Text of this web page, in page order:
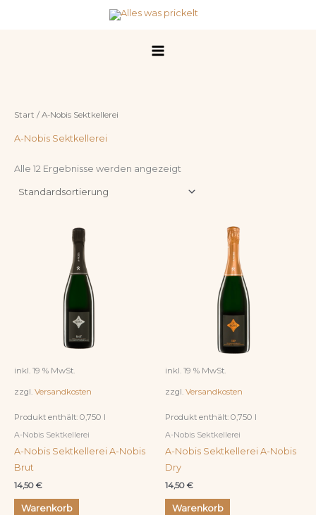
Start / A-Nobis Sektkellerei
A-Nobis Sektkellerei
Alle 12 Ergebnisse werden angezeigt
inkl. 19 % MwSt.
zzgl. Versandkosten
Produkt enthält: 0,750 l
A-Nobis Sektkellerei
A-Nobis Sektkellerei A-Nobis
Brut
14,50€
Warenkorb
inkl. 19 % MwSt.
zzgl. Versandkosten
Produkt enthält: 0,750 l
A-Nobis Sektkellerei
A-Nobis Sektkellerei A-Nobis
Dry
14,50€
Warenkorb